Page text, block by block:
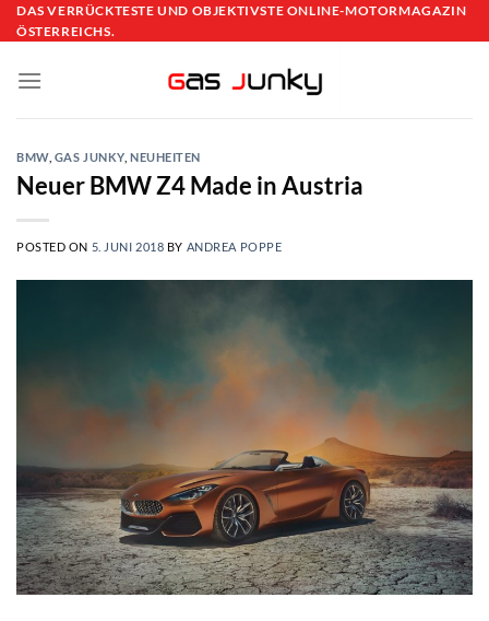
Skip
to
DAS VERRÜCKTESTE UND OBJEKTIVSTE ONLINE-MOTORMAGAZIN
ÖSTERREICHS.
BMW, GAS JUNKY, NEUHEITEN
Neuer BMW Z4 Made in Austria
POSTED ON 5. JUNI 2018 BY ANDREA POPPE